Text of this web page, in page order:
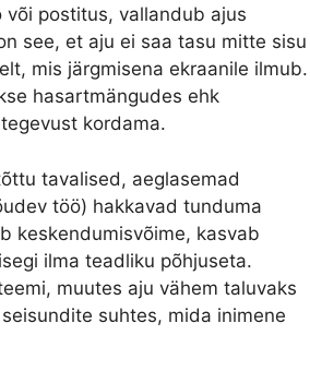
postitus, vallandub ajus
see, et aju ei saa tasu mitte sisu
mis järgmisena ekraanile ilmub.
hasartmängudes ehk
kordama.
tavalised, aeglasemad
töö) hakkavad tunduma
keskendumisvõime, kasvab
ilma teadliku põhjuseta.
muutes aju vähem taluvaks
suhtes, mida inimene